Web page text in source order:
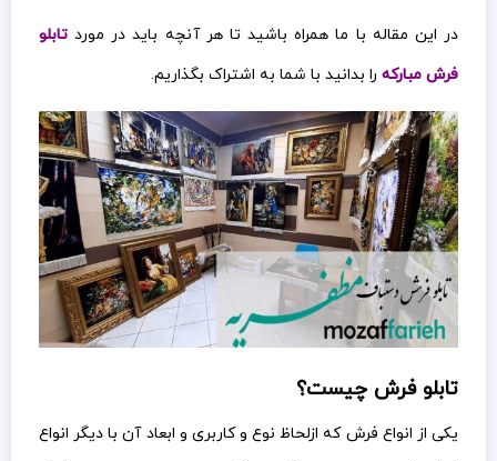
در این مقاله با ما همراه باشید تا هر آنچه باید در مورد تابلو
فرش مبارکه را بدانید با شما به اشتراک بگذاریم.
تابلو فرش چیست؟
یکی از انواع فرش که ازلحاظ نوع و کاربری و ابعاد آن با دیگر انواع